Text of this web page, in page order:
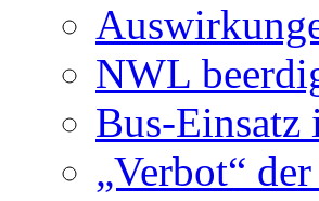
NWL
Bus-Einsatz
„Verbot“